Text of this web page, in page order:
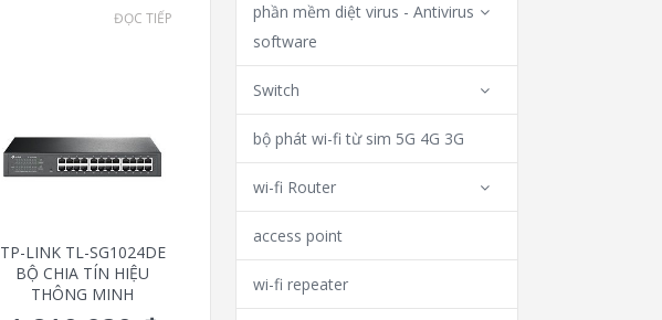
ĐỌC TIẾP
TP-LINK TL-SG1024DE
BỘ CHIA TÍN HIỆU
THÔNG MINH
phần mềm diệt virus - Antivirus
software
Switch
bộ phát wi-fi từ sim 5G 4G 3G
wi-fi Router
access point
wi-fi repeater